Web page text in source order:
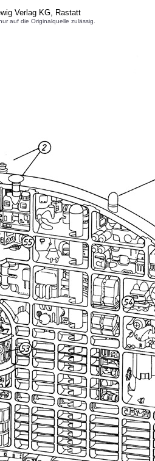
Verlag KG, Rastatt
auf die Originalquelle zulässig.